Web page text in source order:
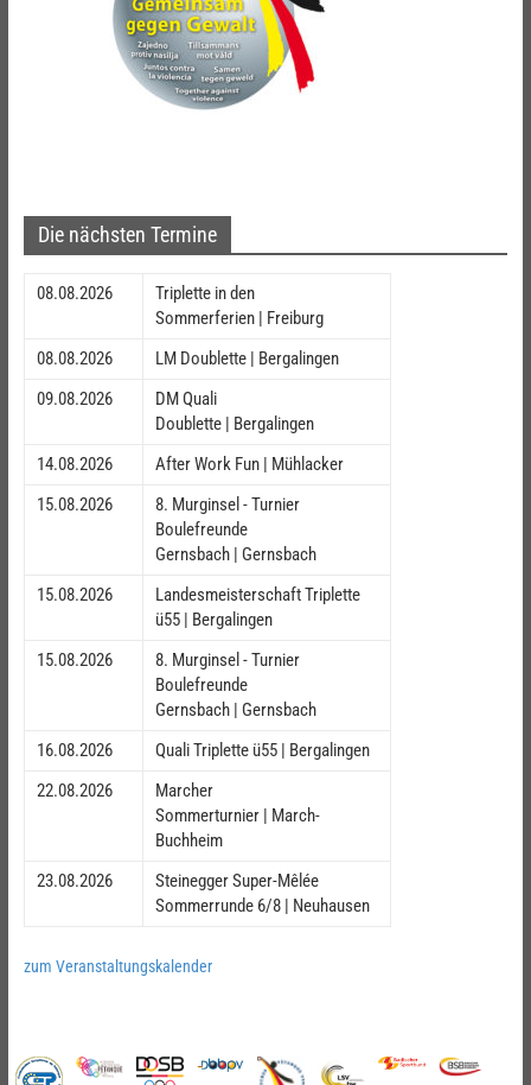
Die nächsten Termine
08.08.2026
Triplette in den
Sommerferien | Freiburg
08.08.2026
LM Doublette | Bergalingen
09.08.2026
DM Quali
Doublette | Bergalingen
14.08.2026
After Work Fun | Mühlacker
15.08.2026
8. Murginsel - Turnier
Boulefreunde
Gernsbach | Gernsbach
15.08.2026
Landesmeisterschaft Triplette
ü55 | Bergalingen
15.08.2026
8. Murginsel - Turnier
Boulefreunde
Gernsbach | Gernsbach
16.08.2026
Quali Triplette ü55 | Bergalingen
22.08.2026
Marcher
Sommerturnier | March-
Buchheim
23.08.2026
Steinegger Super-Mêlée
Sommerrunde 6/8 | Neuhausen
zum Veranstaltungskalender